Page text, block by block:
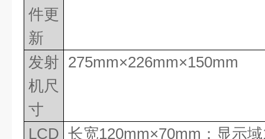
件更
新
发射
机尺
寸
275mm×226mm×150mm
LCD 长宽120mm×70mm ；显示域